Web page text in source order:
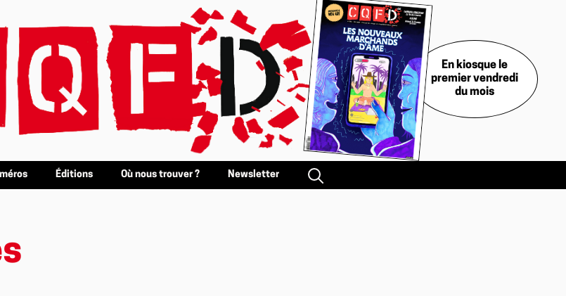
En kiosque le
premier vendredi
du mois
Éditions Où nous trouver ? Newsletter